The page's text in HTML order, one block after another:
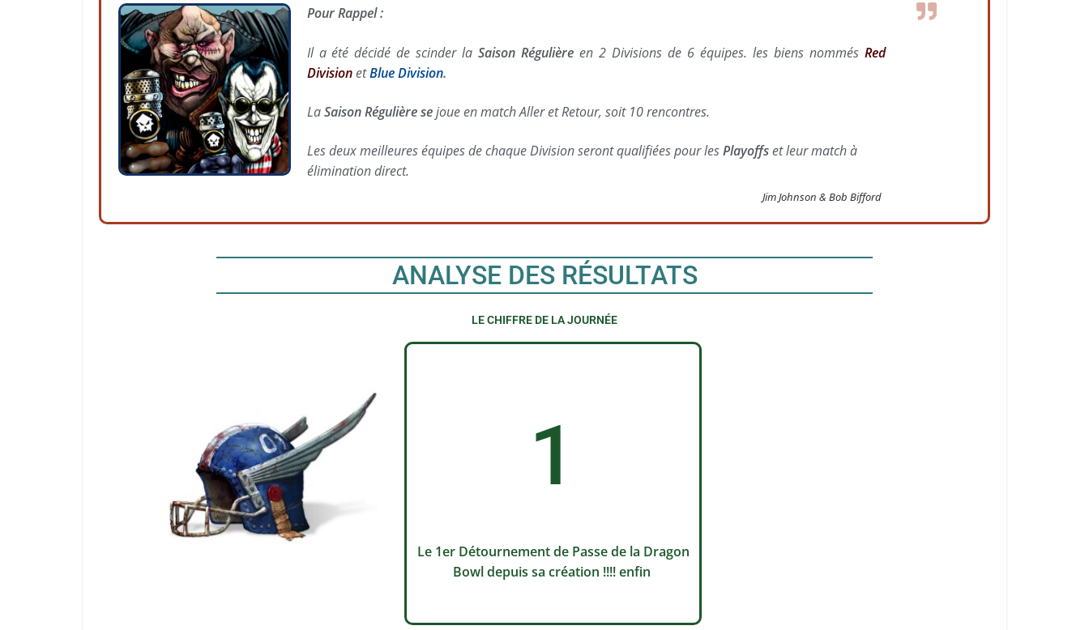
Pour Rappel :
Il a été décidé de scinder laSaison Régulière en 2 Divisions de 6 équipes. les biens nommés Red
DivisionetBlue Division.
LaSaison Régulière sejoue en match Aller et Retour, soit 10 rencontres.
Les deux meilleures équipes de chaque Division seront qualifiées pour lesPlayoffset leur match à
élimination direct.
Jim Johnson & Bob Bifford
ANALYSE DES RÉSULTATS
LE CHIFFRE DE LA JOURNÉE
1
Le 1er Détournement de Passe de la Dragon
Bowl depuis sa création !!!! enfin